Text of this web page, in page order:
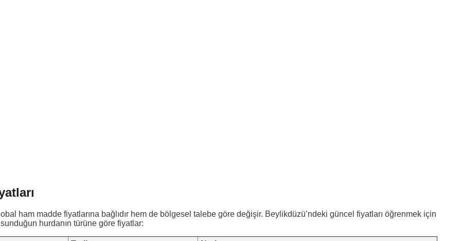
ham madde fiyatlarına bağlıdır hem de bölgesel talebe göre değişir. Beylikdüzü’ndeki güncel fiyatları öğrenmek için
hurdanın türüne göre fiyatlar: